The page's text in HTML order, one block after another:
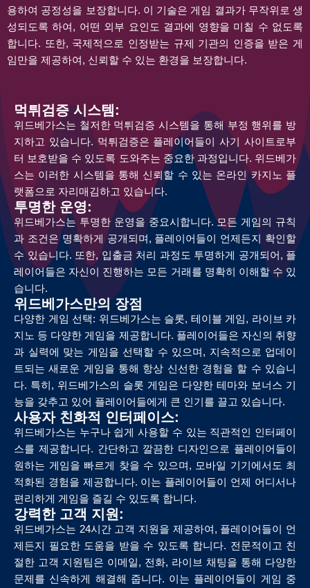
용하여 공정성을 보장합니다. 이 기술은 게임 결과가 무작위로 생
성되도록 하여, 어떤 외부 요인도 결과에 영향을 미칠 수 없도록
합니다. 또한, 국제적으로 인정받는 규제 기관의 인증을 받은 게
임만을 제공하여, 신뢰할 수 있는 환경을 보장합니다.
먹튀검증 시스템:
위드베가스는 철저한 먹튀검증 시스템을 통해 부정 행위를 방
지하고 있습니다. 먹튀검증은 플레이어들이 사기 사이트로부
터 보호받을 수 있도록 도와주는 중요한 과정입니다. 위드베가
스는 이러한 시스템을 통해 신뢰할 수 있는 온라인 카지노 플
랫폼으로 자리매김하고 있습니다.
투명한 운영:
위드베가스는 투명한 운영을 중요시합니다. 모든 게임의 규칙
과 조건은 명확하게 공개되며, 플레이어들이 언제든지 확인할
수 있습니다. 또한, 입출금 처리 과정도 투명하게 공개되어, 플
레이어들은 자신이 진행하는 모든 거래를 명확히 이해할 수 있
습니다.
위드베가스만의 장점
다양한 게임 선택: 위드베가스는 슬롯, 테이블 게임, 라이브 카
지노 등 다양한 게임을 제공합니다. 플레이어들은 자신의 취향
과 실력에 맞는 게임을 선택할 수 있으며, 지속적으로 업데이
트되는 새로운 게임을 통해 항상 신선한 경험을 할 수 있습니
다. 특히, 위드베가스의 슬롯 게임은 다양한 테마와 보너스 기
능을 갖추고 있어 플레이어들에게 큰 인기를 끌고 있습니다.
사용자 친화적 인터페이스:
위드베가스는 누구나 쉽게 사용할 수 있는 직관적인 인터페이
스를 제공합니다. 간단하고 깔끔한 디자인으로 플레이어들이
원하는 게임을 빠르게 찾을 수 있으며, 모바일 기기에서도 최
적화된 경험을 제공합니다. 이는 플레이어들이 언제 어디서나
편리하게 게임을 즐길 수 있도록 합니다.
강력한 고객 지원:
위드베가스는 24시간 고객 지원을 제공하여, 플레이어들이 언
제든지 필요한 도움을 받을 수 있도록 합니다. 전문적이고 친
절한 고객 지원팀은 이메일, 전화, 라이브 채팅을 통해 다양한
문제를 신속하게 해결해 줍니다. 이는 플레이어들이 게임 중